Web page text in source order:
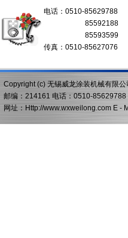
电话：0510-85629788
85592188
85593599
传真：0510-85627076
Copyright (c) 无锡威龙涂装机械有限
邮编：214161 电话：0510-
网址：Http://www.wxweilong.com E -